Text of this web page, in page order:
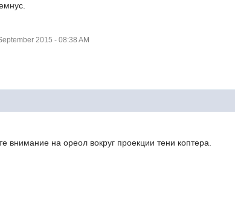
2015 - 08:38 AM
на ореол вокруг проекции тени коптера.